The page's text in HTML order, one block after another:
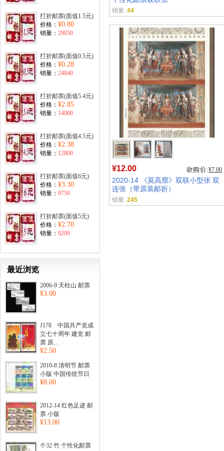
打折邮票(面值1.5元)
价格： ¥0.80
销量： 29050
打折邮票(面值0.5元)
价格： ¥0.28
销量： 24840
打折邮票(面值5.4元)
价格： ¥2.85
销量： 14000
打折邮票(面值4.5元)
价格： ¥2.38
销量： 12800
打折邮票(面值6元)
价格： ¥3.30
销量： 9750
打折邮票(面值5元)
价格： ¥2.70
销量： 8200
最近浏览
2006-9 天柱山 邮票
¥3.00
J178 中国共产党成
立七十周年 建党 邮
票 原...
¥2.50
2010-8 清明节 邮票
小版 中国传统节日
¥8.00
2012-14 红色足迹 邮
票 小版
¥13.00
个32 竹 个性化邮票
销量: 44
¥12.00 ¥7.00
2020-14 《莫高窟》双联小型张 双
连张（带原装邮折）
销量: 245